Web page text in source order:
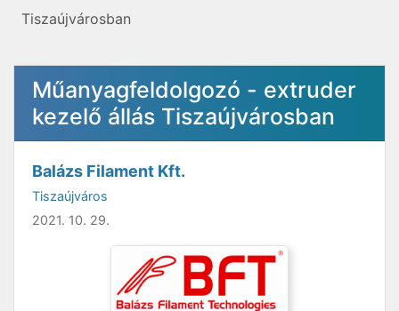
Tiszaújvárosban
Műanyagfeldolgozó - extruder
kezelő állás Tiszaújvárosban
Balázs Filament Kft.
Tiszaújváros
2021. 10. 29.